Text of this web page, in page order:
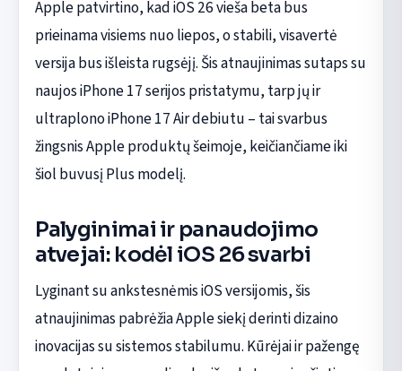
Apple patvirtino, kad iOS 26 vieša beta bus
prieinama visiems nuo liepos, o stabili, visavertė
versija bus išleista rugsėjį. Šis atnaujinimas sutaps su
naujos iPhone 17 serijos pristatymu, tarp jų ir
ultraplono iPhone 17 Air debiutu – tai svarbus
žingsnis Apple produktų šeimoje, keičiančiame iki
šiol buvusį Plus modelį.
Palyginimai ir panaudojimo
atvejai: kodėl iOS 26 svarbi
Lyginant su ankstesnėmis iOS versijomis, šis
atnaujinimas pabrėžia Apple siekį derinti dizaino
inovacijas su sistemos stabilumu. Kūrėjai ir pažengę